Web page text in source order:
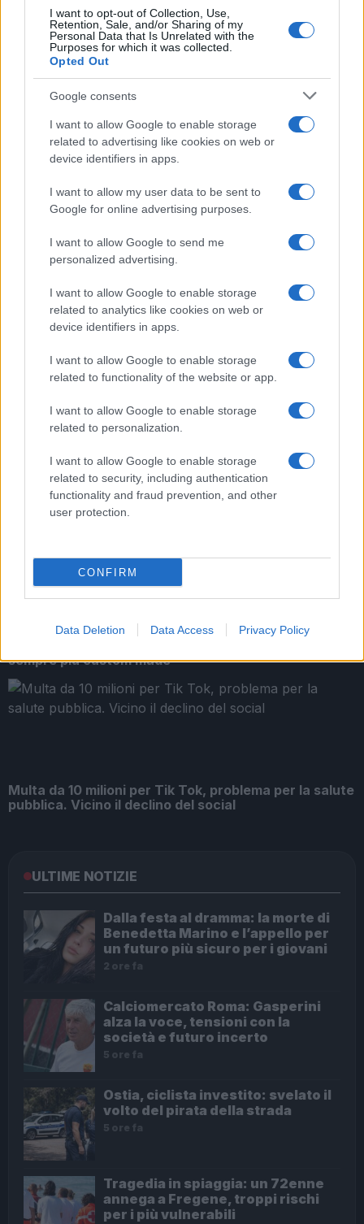
I want to opt-out of Collection, Use,
Retention, Sale, and/or Sharing of my
Personal Data that Is Unrelated with the
Purposes for which it was collected.
Opted Out
Google consents
I want to allow Google to enable storage
related to advertising like cookies on web or
device identifiers in apps.
I want to allow my user data to be sent to
Google for online advertising purposes.
I want to allow Google to send me
personalized advertising.
I want to allow Google to enable storage
related to analytics like cookies on web or
device identifiers in apps.
I want to allow Google to enable storage
related to functionality of the website or app.
I want to allow Google to enable storage
related to personalization.
I want to allow Google to enable storage
related to security, including authentication
functionality and fraud prevention, and other
user protection.
CONFIRM
Data Deletion Data Access Privacy Policy
In un Paese dove la bellezza e la storia si
intrecciano, non possiamo tollerare che la sicurezza
venga messa in secondo piano durante un evento
patriottico. Allora, chi pagherà il prezzo del caos?
Non è solo un problema di animali in fuga, ma di una
cultura della sicurezza che deve essere rinnovata e
riaffermata.
Un morto su via
Ostiense: quanto
stradale a Roma?
Festa della
Repubblica a
Sfide per i Cittadini
sicurezza pubblica
ARTICOLI CORRELATI
Roma sotto attacco: la ‘ndrangheta e il suo primo
‘locale’
sempre più custom made
Multa da 10 milioni per Tik Tok, problema per la salute
pubblica. Vicino il declino del social
ULTIME NOTIZIE
Dalla festa al dramma: la morte di
Benedetta Marino e l’appello per
un futuro più sicuro per i giovani
2 ore fa
Calciomercato Roma: Gasperini
alza la voce, tensioni con la
società e futuro incerto
5 ore fa
Ostia, ciclista investito: svelato il
volto del pirata della strada
5 ore fa
Tragedia in spiaggia: un 72enne
annega a Fregene, troppi rischi
per i più vulnerabili